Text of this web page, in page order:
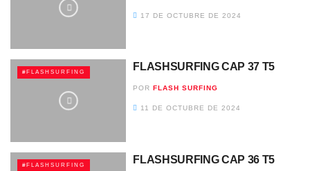
17 DE OCTUBRE DE 2024
#FLASHSURFING FLASHSURFING CAP 37 T5
POR FLASH SURFING
11 DE OCTUBRE DE 2024
#FLASHSURFING FLASHSURFING CAP 36 T5